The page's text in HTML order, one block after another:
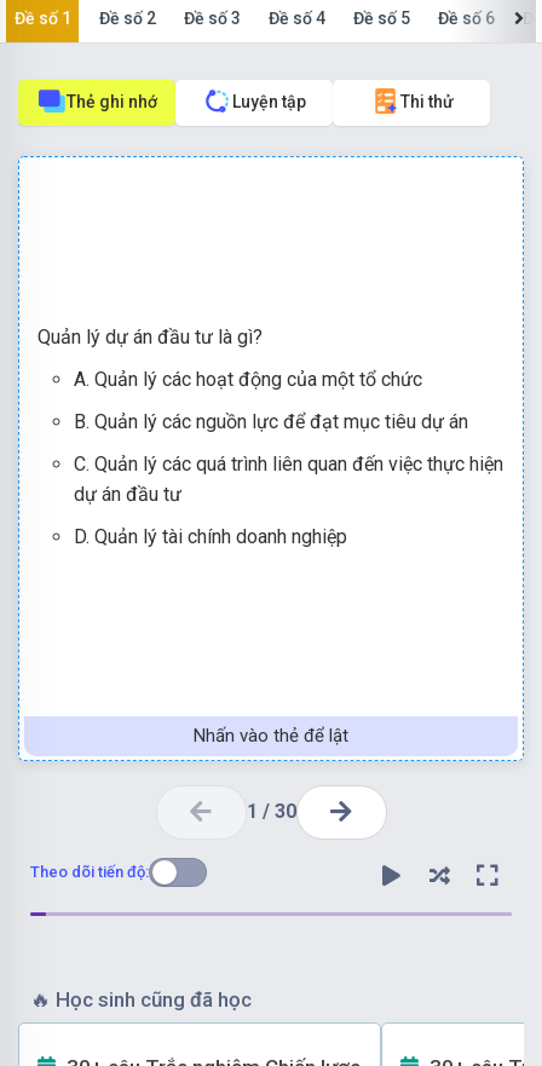
Đề số 1 Đề số 2 Đề số 3 Đề số 4 Đề số 5 Đề số 6
Thẻ ghi nhớ Luyện tập Thi thử
Quản lý dự án đầu tư là gì?
A. Quản lý các hoạt động của một tổ chức
B. Quản lý các nguồn lực để đạt mục tiêu dự án
C. Quản lý các quá trình liên quan đến việc thực hiện
dự án đầu tư
D. Quản lý tài chính doanh nghiệp
Nhấn vào thẻ để lật
Theo dõi tiến độ:
1 / 30
🔥 Học sinh cũng đã học